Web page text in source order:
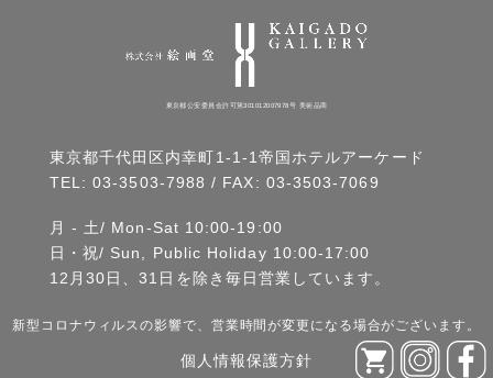
東京都公安委員会許可第301012007978号 美術品商
東京都千代田区内幸町1-1-1帝国ホテルアーケード
TEL:03-3503-7988 / FAX: 03-3503-7069
月 - 土/ Mon-Sat 10:00-19:00
日・祝/ Sun, Public Holiday 10:00-17:00
12月30日、31日を除き毎日営業しています。
新型コロナウィルスの影響で、営業時間が変更になる場合がございます。
個人情報保護方針